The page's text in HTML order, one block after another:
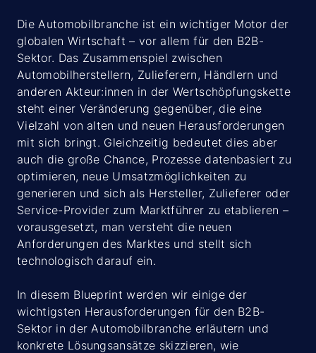
Die Automobilbranche ist ein wichtiger Motor der
globalen Wirtschaft – vor allem für den B2B-
Sektor. Das Zusammenspiel zwischen
Automobilherstellern, Zulieferern, Händlern und
anderen Akteur:innen in der Wertschöpfungskette
steht einer Veränderung gegenüber, die eine
Vielzahl von alten und neuen Herausforderungen
mit sich bringt. Gleichzeitig bedeutet dies aber
auch die große Chance, Prozesse datenbasiert zu
optimieren, neue Umsatzmöglichkeiten zu
generieren und sich als Hersteller, Zulieferer oder
Service-Provider zum Marktführer zu etablieren –
vorausgesetzt, man versteht die neuen
Anforderungen des Marktes und stellt sich
technologisch darauf ein.
In diesem Blueprint werden wir einige der
wichtigsten Herausforderungen für den B2B-
Sektor in der Automobilbranche erläutern und
konkrete Lösungsansätze skizzieren, wie